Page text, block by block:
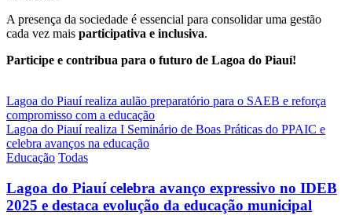
A presença da sociedade é essencial para consolidar uma gestão
cada vez mais participativa e inclusiva.
Participe e contribua para o futuro de Lagoa do Piauí!
Navegação
de
Post
Lagoa do Piauí realiza aulão preparatório para o SAEB e reforça
compromisso com a educação
Lagoa do Piauí realiza I Seminário de Boas Práticas do PPAIC e
celebra avanços na educação
Educação Todas
Lagoa do Piauí celebra avanço expressivo no IDEB
2025 e destaca evolução da educação municipal